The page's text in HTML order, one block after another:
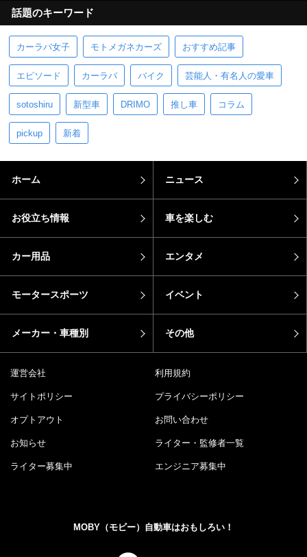
話題のキーワード
カーラバ女子 モトメガネカーズ おすすめ記事
エピソード カーラバ バイク 芸能人・有名人の愛車
sotoshiru 新型車 DRIMO 推し車 コラム
pickup 新着
ホーム ニュース
お役立ち情報 車を楽しむ
カー用品 エンタメ
モータースポーツ イベント
メーカー・車種別 その他
運営会社 利用規約
サイトポリシー プライバシーポリシー
オプトアウト お問い合わせ
お知らせ ライター・監修者一覧
ライター募集中 エンジニア募集中
MOBY（モビー）自動車はおもしろい！